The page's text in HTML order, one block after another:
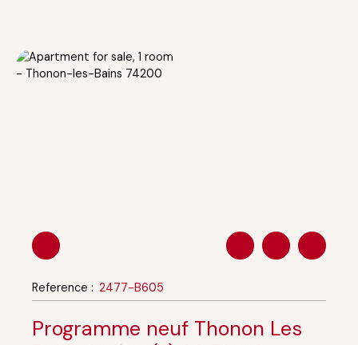
Reference : 2477-B605
Programme neuf Thonon Les